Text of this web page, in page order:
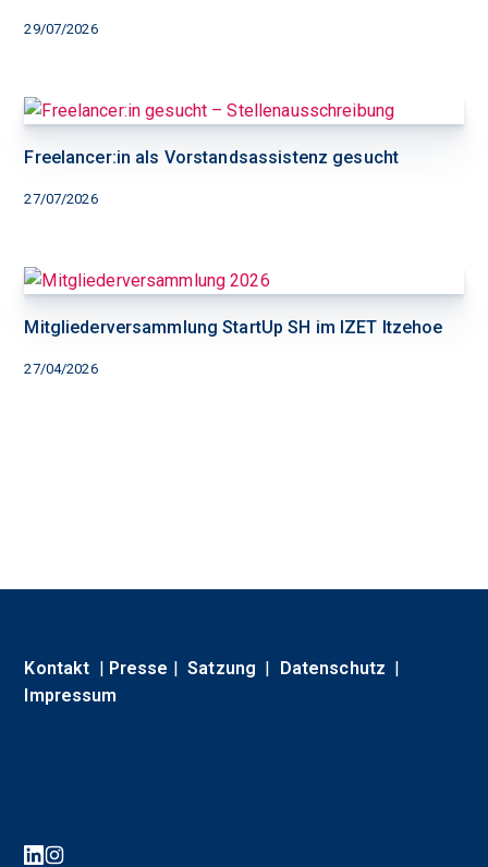
29/07/2026
27/07/2026
Freelancer:in als Vorstandsassistenz gesucht
27/04/2026
Mitgliederversammlung StartUp SH im IZET Itzehoe
Kontakt Presse |Satzung Datenschutz
Impressum